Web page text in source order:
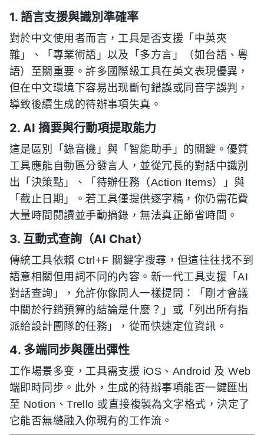
1. 語言支援與識別準確率
對於中文使用者而言，工具是否支援「中英夾
雜」、「專業術語」以及「多方言」（如台語、粵
語）至關重要。許多國際級工具在英文表現優異，
但在中文環境下容易出现斷句錯誤或同音字誤判，
導致後續生成的待辦事項失真。
2. AI 摘要與行動項提取能力
這是區別「錄音機」與「智能助手」的關鍵。優質
工具應能自動區分發言人，並從冗長的對話中識別
出「決策點」、「待辦任務（Action Items）」與
「截止日期」。若工具僅提供逐字稿，你仍需花費
大量時間閱讀並手動摘錄，無法真正節省時間。
3. 互動式查詢（AI Chat）
傳統工具依賴 Ctrl+F 關鍵字搜尋，但這往往找不到
語意相關但用詞不同的內容。新一代工具支援「AI
對話查詢」，允許你像問人一樣提問：「剛才會議
中關於行銷預算的結論是什麼？」或「列出所有指
派給設計團隊的任務」，從而快速定位資訊。
4. 多端同步與匯出彈性
工作場景多变，工具需支援 iOS、Android 及 Web
端即時同步。此外，生成的待辦事項能否一鍵匯出
至 Notion、Trello 或直接複製為文字格式，決定了
它能否無縫融入你現有的工作流。